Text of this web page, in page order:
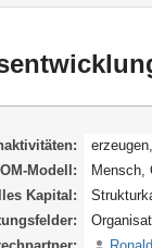
Modell
Mensch,
Kapital